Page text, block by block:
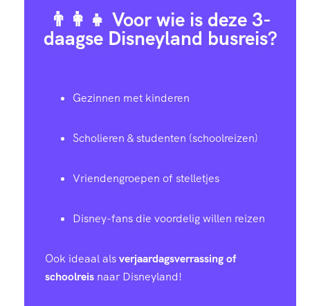
👨‍👩‍👧 Voor wie is deze 3-
daagse Disneyland busreis?
Gezinnen met kinderen
Scholieren & studenten (schoolreizen)
Vriendengroepen of stelletjes
Disney-fans die voordelig willen reizen
Ook ideaal alsverjaardagsverrassing of
schoolreis naar Disneyland!